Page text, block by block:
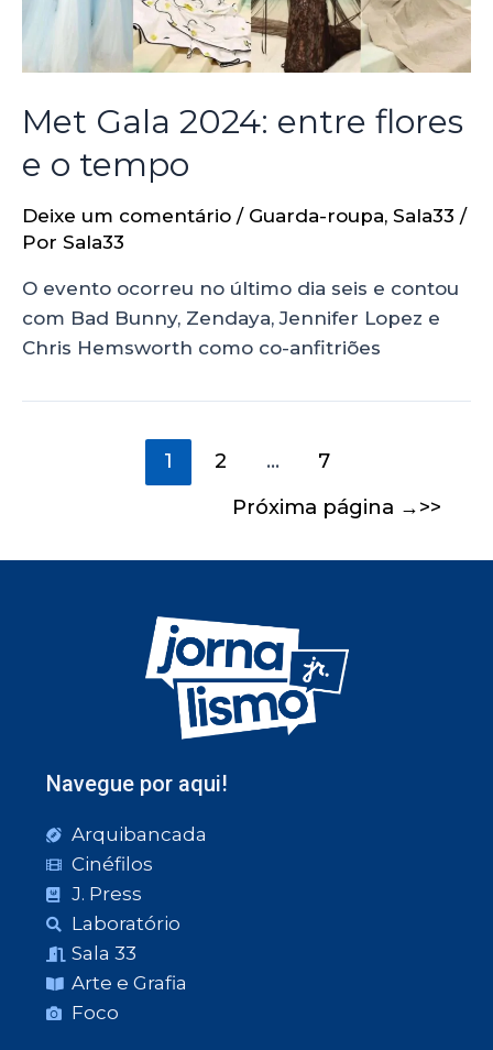
Met Gala 2024: entre flores
e o tempo
Deixe um comentário / Guarda-roupa, Sala33 /
Por Sala33
O evento ocorreu no último dia seis e contou
com Bad Bunny, Zendaya, Jennifer Lopez e
Chris Hemsworth como co-anfitriões
1 2 …
7
Próxima página →
Navegue por aqui!
Arquibancada
Cinéfilos
J. Press
Laboratório
Sala 33
Arte e Grafia
Foco